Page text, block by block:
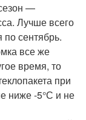
—
Лучше всего
сентябрь.
все же
время, то
при
ниже -5°С и не